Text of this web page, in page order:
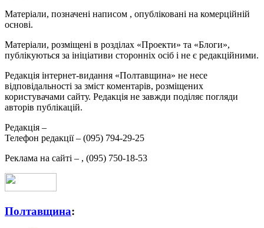
Матеріали, позначені написом , опубліковані на комерційній
основі.
Матеріали, розміщені в розділах «Проекти» та «Блоги»,
публікуються за ініціативи сторонніх осіб і не є редакційними.
Редакція інтернет-видання «Полтавщина» не несе
відповідальності за зміст коментарів, розміщених
користувачами сайту. Редакція не завжди поділяє погляди
авторів публікацій.
Редакція –
Телефон редакції – (095) 794-29-25
Реклама на сайті – , (095) 750-18-53
Полтавщина: